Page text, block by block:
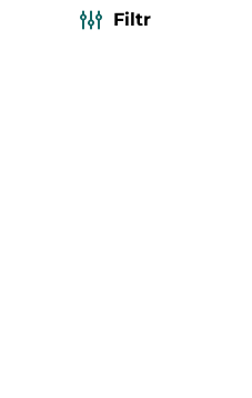
Filtr